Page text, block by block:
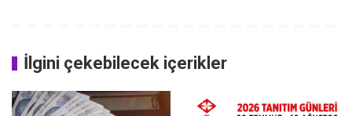
İlgini çekebilecek içerikler